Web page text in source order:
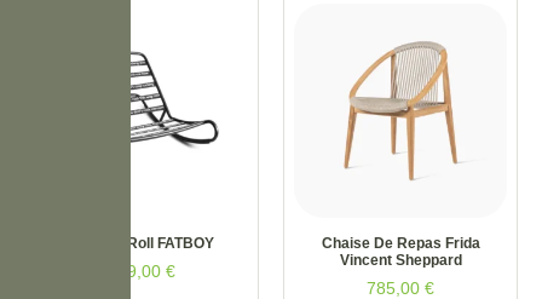
Rock ‘n Roll FATBOY
299,00 €
Chaise De Repas Frida
Vincent Sheppard
785,00 €